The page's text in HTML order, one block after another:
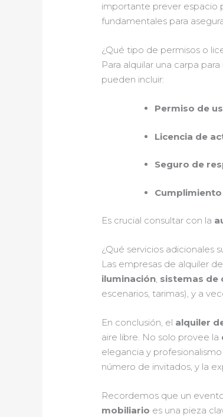
importante prever espacio
fundamentales para
¿Qué tipo de permisos o
Para alquilar una carpa
pueden incluir:
Permiso de
Licencia de
Seguro de
Es crucial consultar con la
¿Qué servicios adicionales
Las empresas de alquiler
iluminación, sistemas de
escenarios, tarimas), y a
En conclusión, el alquiler
aire libre. No solo provee la
elegancia y
número de invitados, y la
Recordemos que un
mobiliario es una pieza